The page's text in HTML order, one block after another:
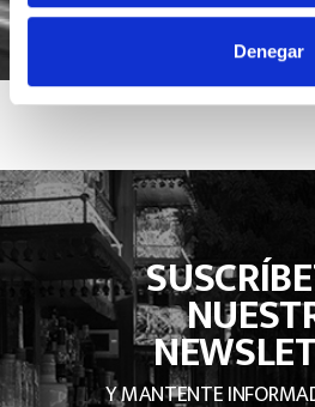
Denegar
Y MANTENTE